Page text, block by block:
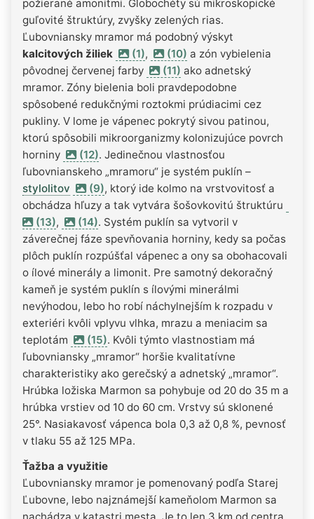
požierané amonitmi. Globochéty sú mikroskopické
guľovité štruktúry, zvyšky zelených rias.
Ľubovniansky mramor má podobný výskyt
kalcitových žiliek
(1), (10) a zón vybielenia
pôvodnej červenej farby
(11) ako adnetský
mramor. Zóny bielenia boli pravdepodobne
spôsobené redukčnými roztokmi prúdiacimi cez
pukliny. V lome je vápenec pokrytý sivou patinou,
ktorú spôsobili mikroorganizmy kolonizujúce povrch
horniny
(12). Jedinečnou vlastnosťou
ľubovnianskeho „mramoru“ je systém puklín –
stylolitov
(9), ktorý ide kolmo na vrstvovitosť a
obchádza hľuzy a tak vytvára šošovkovitú štruktúru
(13), (14). Systém puklín sa vytvoril v
záverečnej fáze spevňovania horniny, kedy sa počas
plôch puklín rozpúšťal vápenec a ony sa obohacovali
o ílové minerály a limonit. Pre samotný dekoračný
kameň je systém puklín s ílovými minerálmi
nevýhodou, lebo ho robí náchylnejším k rozpadu v
exteriéri kvôli vplyvu vlhka, mrazu a meniacim sa
teplotám
(15). Kvôli týmto vlastnostiam má
ľubovniansky „mramor“ horšie kvalitatívne
charakteristiky ako gerečský a adnetský „mramor“.
Hrúbka ložiska Marmon sa pohybuje od 20 do 35 m a
hrúbka vrstiev od 10 do 60 cm. Vrstvy sú sklonené
25°. Nasiakavosť vápenca bola 0,3 až 0,8 %, pevnosť
v tlaku 55 až 125 MPa.
Ťažba a využitie
Ľubovniansky mramor je pomenovaný podľa Starej
Ľubovne, lebo najznámejší kameňolom Marmon sa
nachádza v katastri mesta. Je to len 3 km od centra